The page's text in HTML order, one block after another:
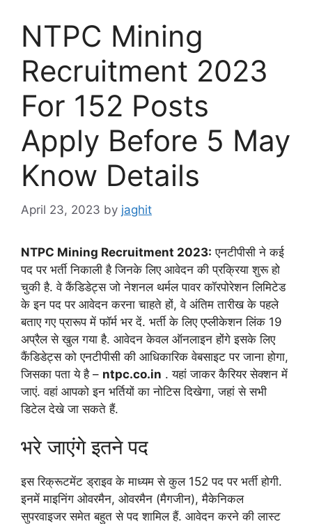
NTPC Mining
Recruitment 2023
For 152 Posts
Apply Before 5 May
Know Details
April 23, 2023 by jaghit
NTPC Mining Recruitment 2023: एनटीपीसी ने कई
पद पर भर्ती निकाली है जिनके लिए आवेदन की प्रक्रिया शुरू हो
चुकी है. वे कैंडिडेट्स जो नेशनल थर्मल पावर कॉरपोरेशन लिमिटेड
के इन पद पर आवेदन करना चाहते हों, वे अंतिम तारीख के पहले
बताए गए प्रारूप में फॉर्म भर दें. भर्ती के लिए एप्लीकेशन लिंक 19
अप्रैल से खुल गया है. आवेदन केवल ऑनलाइन होंगे इसके लिए
कैंडिडेट्स को एनटीपीसी की आधिकारिक वेबसाइट पर जाना होगा,
जिसका पता ये है – ntpc.co.in . यहां जाकर कैरियर सेक्शन में
जाएं. वहां आपको इन भर्तियों का नोटिस दिखेगा, जहां से सभी
डिटेल देखे जा सकते हैं.
भरे जाएंगे इतने पद
इस रिक्रूटमेंट ड्राइव के माध्यम से कुल 152 पद पर भर्ती होगी.
इनमें माइनिंग ओवरमैन, ओवरमैन (मैगजीन), मैकेनिकल
सुपरवाइजर समेत बहुत से पद शामिल हैं. आवेदन करने की लास्ट